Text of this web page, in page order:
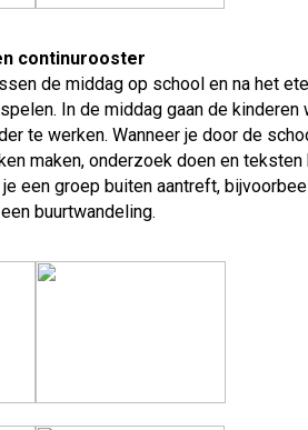
continurooster
de middag op school en na het
In de middag gaan de kinderen
te werken. Wanneer je door de
maken, onderzoek doen en
een groep buiten aantreft,
buurtwandeling.